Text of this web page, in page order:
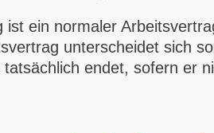
ist ein normaler
unterscheidet sich
endet, sofern er